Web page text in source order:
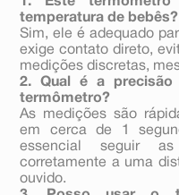
temperatura de bebês?
Sim, ele é adequado
exige contato direto,
medições discretas,
2. Qual é a precisão
termômetro?
As medições são
em cerca de 1
essencial seguir as
corretamente a uma
ouvido.